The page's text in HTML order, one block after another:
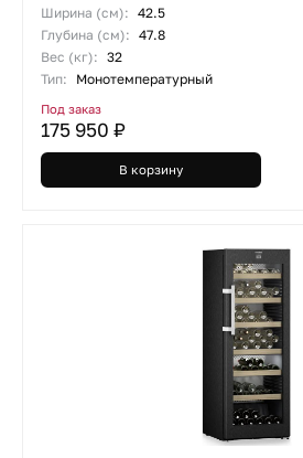
Ширина (см): 42.5
Глубина (см): 47.8
Вес (кг): 32
Тип:
Монотемпературный
Под заказ
175 950 ₽
В корзину